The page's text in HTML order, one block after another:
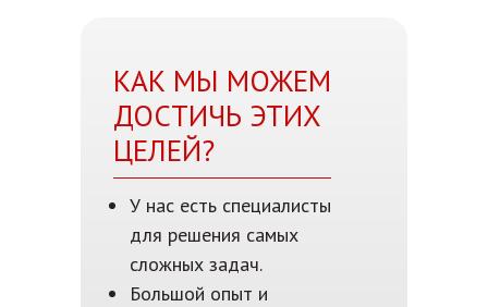
КАК МЫ МОЖЕМ
ДОСТИЧЬ ЭТИХ
ЦЕЛЕЙ?
У нас есть специалисты
для решения самых
сложных задач.
Большой опыт и